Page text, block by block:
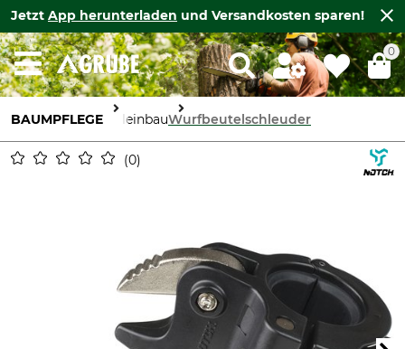
Jetzt App herunterladen und Versandkosten sparen!
0
BAUMPFLEGE SeileinbauWurfbeutelschleuder
0